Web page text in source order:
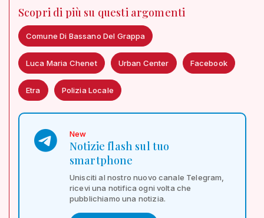
Scopri di più su questi argomenti
Comune Di Bassano Del Grappa
Luca Maria Chenet Urban Center Facebook
Etra Polizia Locale
New
Notizie flash sul tuo
smartphone
Unisciti al nostro nuovo canale Telegram,
ricevi una notifica ogni volta che
pubblichiamo una notizia.